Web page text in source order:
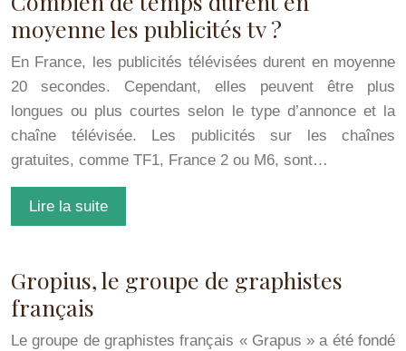
moyenne les publicités tv ?
En France, les publicités télévisées durent en moyenne
20 secondes. Cependant, elles peuvent être plus
longues ou plus courtes selon le type d’annonce et la
chaîne télévisée. Les publicités sur les chaînes
gratuites, comme TF1, France 2 ou M6, sont…
Lire la suite
Gropius, le groupe de graphistes
français
Le groupe de graphistes français « Grapus » a été fondé